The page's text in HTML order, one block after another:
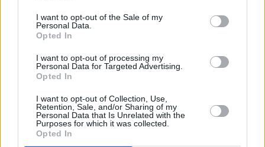
I want to opt-out of the Sale of my
Personal Data.
Opted In
I want to opt-out of processing my
Personal Data for Targeted Advertising.
Opted In
I want to opt-out of Collection, Use,
Retention, Sale, and/or Sharing of my
Personal Data that Is Unrelated with the
Purposes for which it was collected.
Opted In
Cały kraj herbatą stoi. Po wizycie w
tych herbaciarniach zmieni się twoje
wyobrażenie o "zwykłej herbacie"